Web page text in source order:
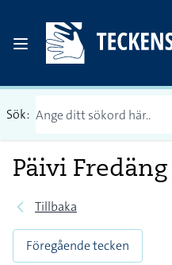
Sök:
Päivi Fredäng
Tillbaka
Föregående tecken